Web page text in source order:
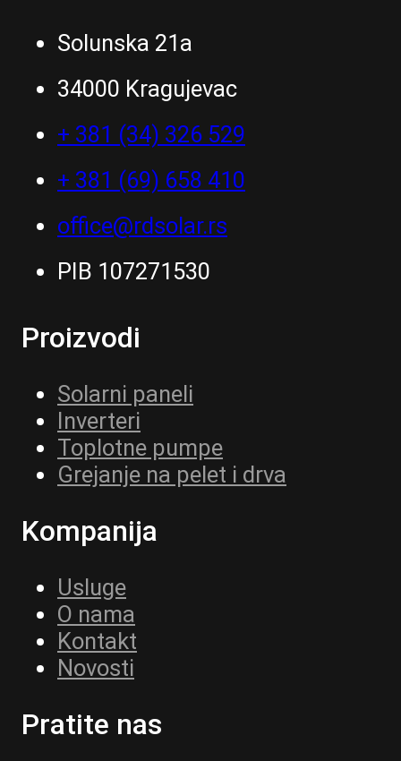
Solunska 21a
34000 Kragujevac
+ 381 (34) 326 529
+ 381 (69) 658 410
office@rdsolar.rs
PIB 107271530
Proizvodi
Solarni paneli
Inverteri
Toplotne pumpe
Grejanje na pelet i drva
Kompanija
Usluge
O nama
Kontakt
Novosti
Pratite nas